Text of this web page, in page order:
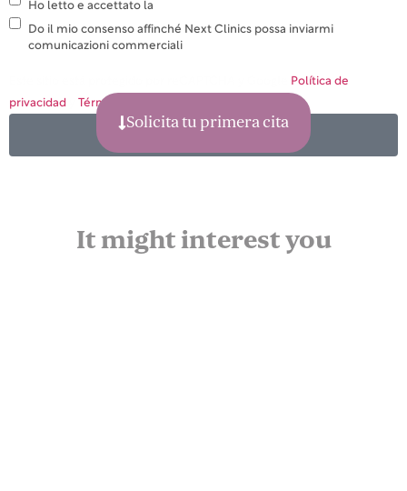
Ho letto e accettato la
Do il mio consenso affinché Next Clinics possa inviarmi
comunicazioni commerciali
Política de
privacidad
Términos de servicio
Solicita tu primera cita
It might interest you